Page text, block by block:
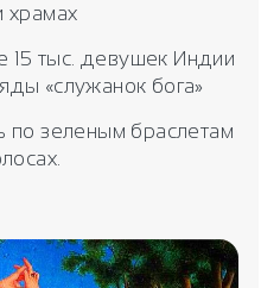
храмах
15 тыс. девушек Индии
«служанок бога»
по зеленым браслетам